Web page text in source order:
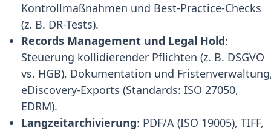
Kontrollmaßnahmen und Best-Practice-Checks
(z. B. DR-Tests).
Records Management und Legal Hold:
Steuerung kollidierender Pflichten (z. B. DSGVO
vs. HGB), Dokumentation und
eDiscovery-Exports (Standards: ISO 27050,
EDRM).
Langzeitarchivierung: PDF/A (ISO 19005), TIFF,